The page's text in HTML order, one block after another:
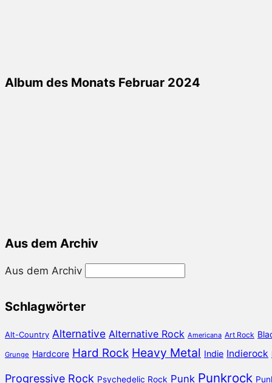
Album des Monats Februar 2024
Aus dem Archiv
Aus dem Archiv
Schlagwörter
Alt-Country Alternative Alternative Rock Americana Art Rock
Grunge Hardcore Hard Rock Heavy Metal Indie Indierock
Progressive Rock Psychedelic Rock Punk Punkrock